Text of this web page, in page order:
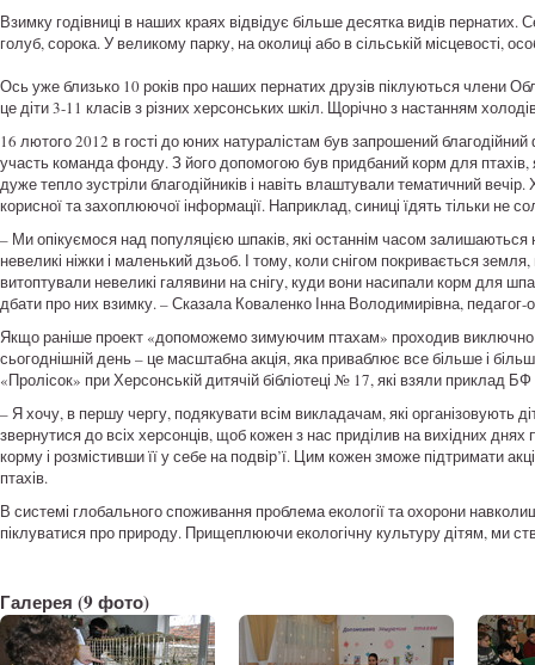
Взимку годівниці в наших краях відвідує більше десятка видів пернатих.
голуб, сорока.У великому парку, на околиці або в сільській місцевості,
Ось уже близько 10 років про наших пернатих друзів піклуються члени
це діти 3-11 класів з різних херсонських шкіл. Щорічно з настанням
16 лютого 2012 в гості до юних натуралістам був запрошений
участь команда фонду.З його допомогою був придбаний корм для птахів,
дуже тепло зустріли благодійників і навіть влаштували тематичний вечір.
корисної та захоплюючої інформації. Наприклад, синиці їдять тільки не
– Ми опікуємося над популяцією шпаків, які останнім часом залишаються
невеликі ніжки і маленький дзьоб. І тому, коли снігом покривається
витоптували невеликі галявини на снігу, куди вони насипали корм для
дбати про них взимку.– Сказала Коваленко Інна Володимирівна, педагог-
Якщо раніше проект «допоможемо зимуючим птахам» проходив виключно
сьогоднішній день – це масштабна акція, яка приваблює все більше і
«Пролісок» при Херсонській дитячій бібліотеці № 17, які взяли приклад
– Я хочу, в першу чергу, подякувати всім викладачам, які організовують
звернутися до всіх херсонців, щоб кожен з нас приділив на вихідних
корму і розмістивши її у себе на подвір’ї. Цим кожен зможе підтримати
птахів.
В системі глобального споживання проблема екології та охорони
піклуватися про природу. Прищеплюючи екологічну культуру дітям, ми
Галерея (9 фото)